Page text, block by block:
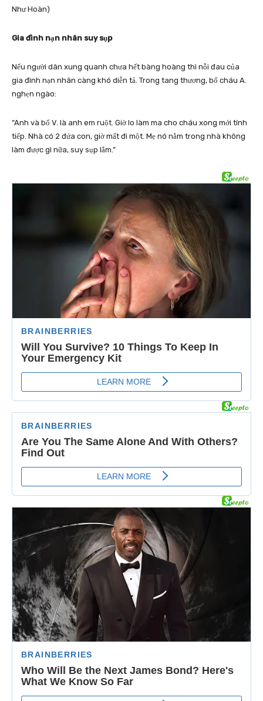
Như Hoàn)
Gia đình nạn nhân suy sụp
Nếu người dân xung quanh chưa hết bàng hoàng thì nỗi đau của
gia đình nạn nhân càng khó diễn tả. Trong tang thương, bố cháu A.
nghẹn ngào:
“Anh và bố V. là anh em ruột. Giờ lo làm ma cho cháu xong mới tính
tiếp. Nhà có 2 đứa con, giờ mất đi một. Mẹ nó nằm trong nhà không
làm được gì nữa, suy sụp lắm.”